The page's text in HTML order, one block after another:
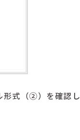
形式（②）を確認し